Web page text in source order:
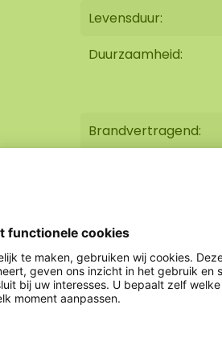
Levensduur:
Duurzaamheid:
Brandvertragend:
Optie AkMOStico: